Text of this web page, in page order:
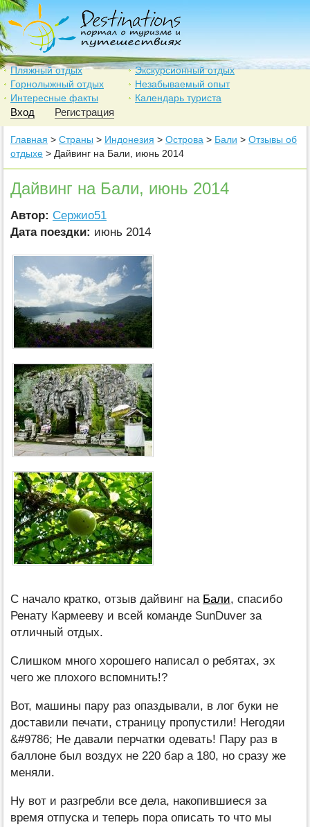
Пляжный отдых
Экскурсионный отдых
Горнолыжный отдых
Незабываемый опыт
Интересные факты
Календарь туриста
Вход Регистрация
Главная > Страны > Индонезия > Острова > Бали > Отзывы об
отдыхе > Дайвинг на Бали, июнь 2014
Дайвинг на Бали, июнь 2014
Автор: Сержио51
Дата поездки: июнь 2014
С начало кратко, отзыв дайвинг на Бали, спасибо
Ренату Кармееву и всей команде SunDuver за
отличный отдых.
Слишком много хорошего написал о ребятах, эх
чего же плохого вспомнить!?
Вот, машины пару раз опаздывали, в лог буки не
доставили печати, страницу пропустили! Негодяи
&#9786; Не давали перчатки одевать! Пару раз в
баллоне был воздух не 220 бар а 180, но сразу же
меняли.
Ну вот и разгребли все дела, накопившиеся за
время отпуска и теперь пора описать то что мы